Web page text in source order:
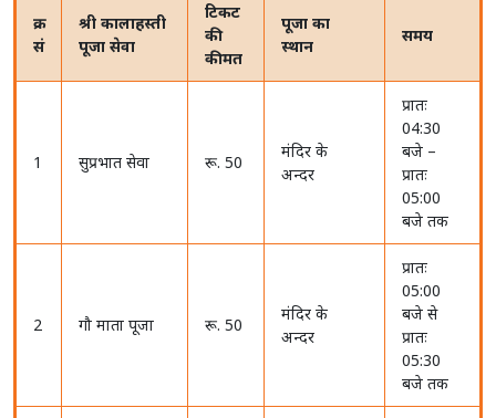
सं
श्री कालाहस्ती
पूजा सेवा
टिकट
की
कीमत
पूजा का
स्थान
समय
1 सुप्रभात सेवा रू. 50
मंदिर के
अन्दर
प्रातः
04:30
बजे –
प्रातः
05:00
बजे तक
2 गौ माता पूजा रू. 50
मंदिर के
अन्दर
प्रातः
05:00
बजे से
प्रातः
05:30
बजे तक